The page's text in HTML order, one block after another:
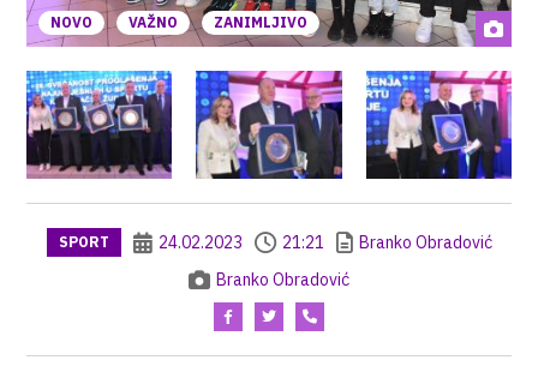
NOVO VAŽNO ZANIMLJIVO
SPORT 24.02.2023 21:21
Branko Obradović
Branko Obradović